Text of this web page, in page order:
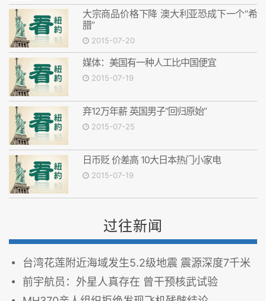
大宗商品价格下降 澳大利亚恐成下一个“希
腊”
2015-07-20
媒体：美国有一种人工比中国便宜
2015-07-19
弃12万年薪 英国男子“回归原始”
2015-07-25
日币贬 价差高 10大日本热门小家电
2015-07-19
过往新闻
台湾花莲附近海域发生5.2级地震 震源深度7千米
前宇航员：外星人真存在 曾干预核武试验